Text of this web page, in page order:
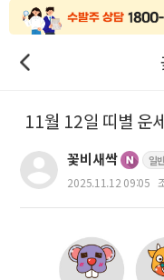
11월 12일 띠별 운
꽃비새싹 일
2025.11.12 09:05